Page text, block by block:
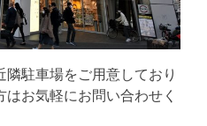
駐車場をご用意しており
お気軽にお問い合わせく